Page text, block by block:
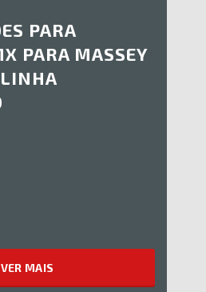
PARA
PARA MASSEY
LINHA
VER MAIS